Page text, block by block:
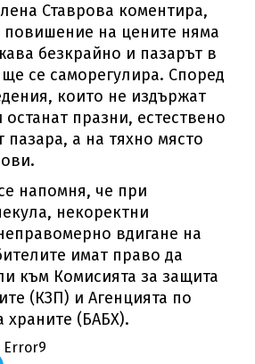
Ставрова коментира,
повишение на цените няма
безкрайно и пазарът в
се саморегулира. Според
които не издържат
празни, естествено
пазара, а на тяхно място
напомня, че при
некоректни
вдигане на
имат право да
към Комисията за защита
(КЗП) и Агенцията по
храните (БАБХ).
Error9